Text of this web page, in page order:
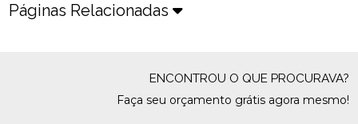
Páginas Relacionadas
ENCONTROU O QUE PROCURAVA?
Faça seu orçamento grátis agora mesmo!